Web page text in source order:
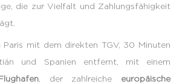
die zur Vielfalt und Zahlungsfähigkeit
mit dem direkten TGV, 30 Minuten
und Spanien entfernt, mit einem
, der zahlreiche europäische